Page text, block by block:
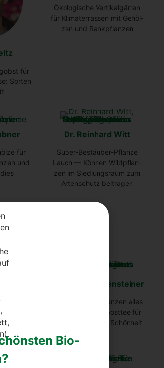
für
Sor­ten
Öko­lo­gi­sche Ver­ti­kal­gär­ten
für Kli­ma­ter­ras­sen mit Gehöl­
zen und Rank­pflan­zen
für
und
Dr. Rein­hard Witt
Super-Bestäu­ber-Pflan­ze
Lauch — Kön­nen Wild­pflan­
zen im Sied­lungs­raum zum
Arten­schutz bei­tra­gen
auf der
Eli­sa­beth Kop­pen­stei­ner
Was (Zimmer)-Pflanzen alles
kön­nen! Mit Kom­post­tee für
mehr Vita­li­tät und Schön­heit
Bio-